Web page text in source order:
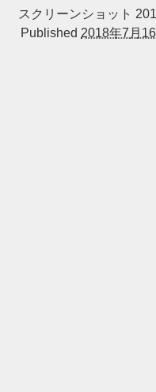
スクリーンショット
Published 2018年7月16